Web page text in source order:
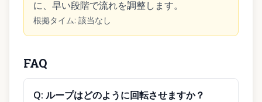
に、早い段階で流れを調整します。
根拠タイム: 該当なし
FAQ
Q: ループはどのように回転させますか？